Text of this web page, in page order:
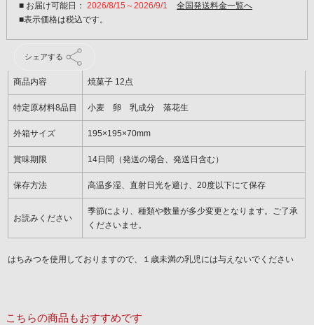
■ お届け可能日：2026/8/15～2026/9/1 全国発送料金一覧へ
シェアする
商品内容 焼菓子 12点
特定原材料8品目 小麦 卵 乳成分 落花生
外箱サイズ 195×195×70mm
賞味期限 14日間（発送の場合、発送日含む）
保存方法 高温多湿、直射日光を避け、20度以下にて保存
お読みください
季節により、種類や数量が多少変更となります。ご了承
くださいませ。
はちみつを使用しておりますので、１歳未満の乳児には与えないでください
こちらの商品もおすすめです